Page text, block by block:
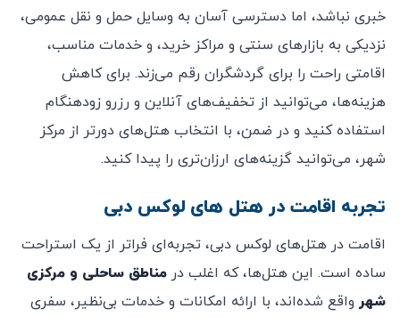
خبری نباشد، اما دسترسی آسان به وسایل حمل و نقل عمومی،
نزدیکی به بازارهای سنتی و مراکز خرید، و خدمات مناسب،
اقامتی راحت را برای گردشگران رقم می‌زند. برای کاهش
هزینه‌ها، می‌توانید از تخفیف‌های آنلاین و رزرو زودهنگام
استفاده کنید و در ضمن، با انتخاب هتل‌های دورتر از مرکز
شهر، می‌توانید گزینه‌های ارزان‌تری را پیدا کنید.
تجربه اقامت در هتل های لوکس دبی
اقامت در هتل‌های لوکس دبی، تجربه‌ای فراتر از یک استراحت
ساده است. این هتل‌ها، که اغلب در مناطق ساحلی و مرکزی
شهر واقع شده‌اند، با ارائه امکانات و خدمات بی‌نظیر، سفری